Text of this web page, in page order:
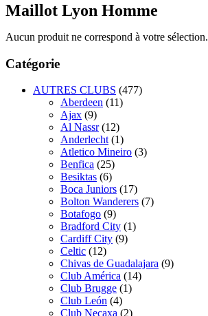
Maillot Lyon Homme
Aucun produit ne correspond à votre sélection.
Catégorie
AUTRES CLUBS (477)
Aberdeen (11)
Ajax (9)
Al Nassr (12)
Anderlecht (1)
Atletico Mineiro (3)
Benfica (25)
Besiktas (6)
Boca Juniors (17)
Bolton Wanderers (7)
Botafogo (9)
Bradford City (1)
Cardiff City (9)
Celtic (12)
Chivas de Guadalajara (9)
Club América (14)
Club Brugge (1)
Club León (4)
Club Necaxa (2)